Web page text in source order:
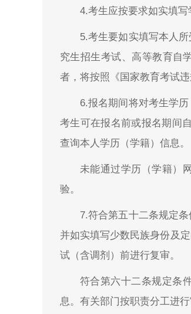
4.考生应按要求如实填写
5.考生要如实填写本人
究生招生考试、高等教育自
者，将按照《国家教育考试
6.报名期间将对考生学
考生可在报名前或报名期间
查询本人学历（学籍）信息。
未能通过学历（学籍）
验。
7.符合第五十二条规定
并如实填写少数民族身份及
试（含调剂）前进行复审。
符合第六十二条规定条
息。有关部门按职责分工进行